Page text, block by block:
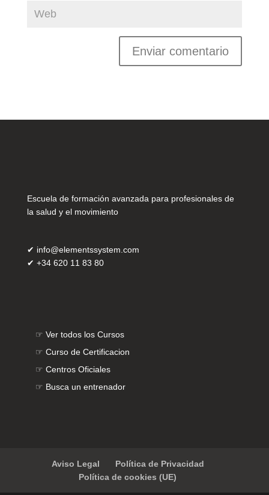
Escuela de formación avanzada para profesionales de
la salud y el movimiento
✔ info@elementssystem.com
✔ +34 620 11 83 80
☞ Ver todos los Cursos
☞ Curso de Certificacion
☞ Centros Oficiales
☞ Busca un entrenador
Aviso Legal
Política de Privacidad
Política de cookies (UE)